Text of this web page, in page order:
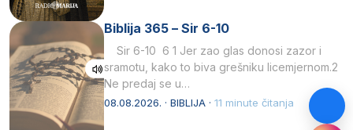
Biblija 365 – Sir 6-10
Sir 6-10 6 1 Jer zao glas donosi zazor i
sramotu, kako to biva grešniku licemjernom.2
Ne predaj se u…
08.08.2026. · BIBLIJA · 11 minute čitanja